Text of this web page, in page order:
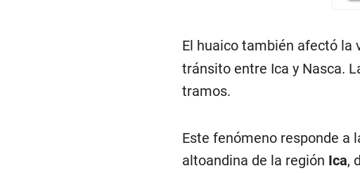
El huaico también afectó la
tránsito entre Ica y Nasca.
tramos.
Este fenómeno responde a
altoandina de la región Ica,